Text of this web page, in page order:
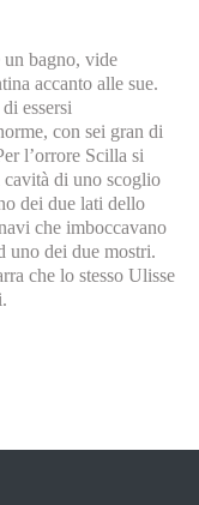
un bagno, vide
accanto alle sue.
essersi
con sei gran di
l’orrore Scilla si
cavità di uno scoglio
dei due lati dello
che imboccavano
uno dei due mostri.
che lo stesso Ulisse